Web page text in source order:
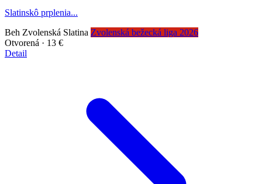
Slatinskô prplenia...
Beh Zvolenská Slatina Zvolenská bežecká liga 2026
Otvorená · 13 €
Detail